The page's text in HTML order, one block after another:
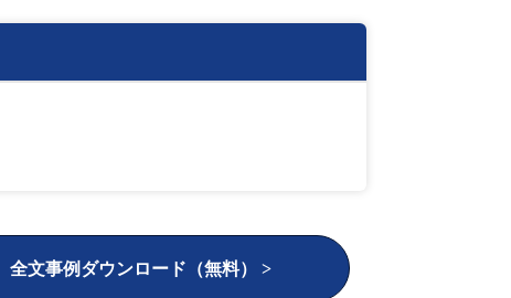
全文事例ダウンロード（無料） >